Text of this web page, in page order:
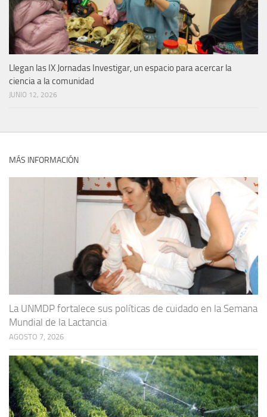
Llegan las IX Jornadas Investigar, un espacio para acercar la
ciencia a la comunidad
JUNIO 12, 2026
MÁS INFORMACIÓN
La UNMDP fortalece sus políticas de cuidado en la Semana
Mundial de la Lactancia
AGOSTO 7, 2026